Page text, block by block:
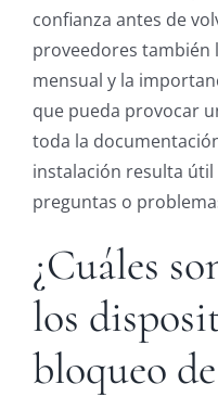
confianza antes de
proveedores también
mensual y la
que pueda provocar
toda la
instalación resulta
preguntas o
¿Cuáles
los
bloqueo